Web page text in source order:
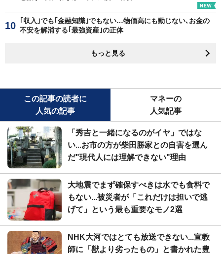
｢収入｣でも｢金融知識｣でもない…物価高にも動じない､お金の
不安を解消する｢最強資産｣の正体
もっと見る
この記事の読者に
人気の記事
マネーの
人気記事
「秀吉と一緒になるのがイヤ」ではな
い...お市の方が柴田勝家との自害を選ん
だ"現代人には理解できない"理由
大地震でまず確保すべきは水でも食料で
もない...被災者が「これだけは担いで逃
げて」という最も重要なモノ2選
NHK大河ではとても放送できない...宣教
師に「獣より劣ったもの」と書かれた豊